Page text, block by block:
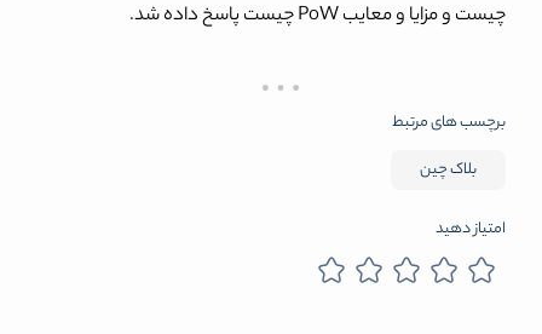
چیست و مزایا و معایب PoW چیست پاسخ داده شد.
برچسب های مرتبط
بلاک چین
امتیاز دهید